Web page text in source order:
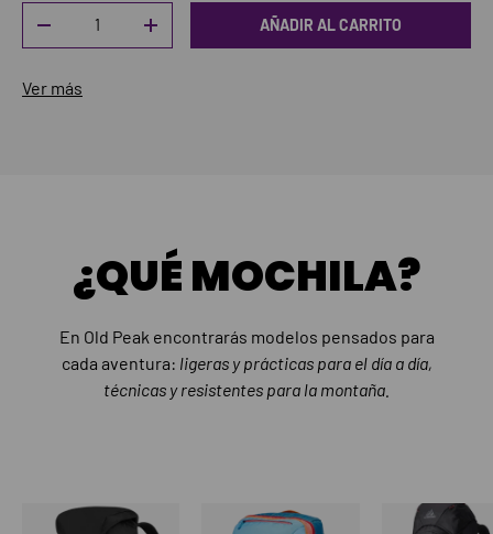
DISMINUIR CANTIDADAUMENTAR LA CANTIDADAÑADIR AL CARRITO
Ver más
¿QUÉ MOCHILA?
En Old Peak encontrarás modelos pensados para
cada aventura: ligeras y prácticas para el día a día,
técnicas y resistentes para la montaña.